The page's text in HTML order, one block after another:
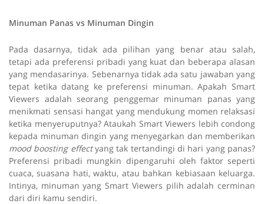
Minuman Panas vs Minuman Dingin
Pada dasarnya, tidak ada pilihan yang benar atau salah,
tetapi ada preferensi pribadi yang kuat dan beberapa alasan
yang mendasarinya. Sebenarnya tidak ada satu jawaban yang
tepat ketika datang ke preferensi minuman. Apakah Smart
Viewers adalah seorang penggemar minuman panas yang
menikmati sensasi hangat yang mendukung momen relaksasi
ketika menyeruputnya? Ataukah Smart Viewers lebih condong
kepada minuman dingin yang menyegarkan dan memberikan
mood boosting effectyang tak tertandingi di hari yang panas?
Preferensi pribadi mungkin dipengaruhi oleh faktor seperti
cuaca, suasana hati, waktu, atau bahkan kebiasaan keluarga.
Intinya, minuman yang Smart Viewers pilih adalah cerminan
dari diri kamu sendiri.